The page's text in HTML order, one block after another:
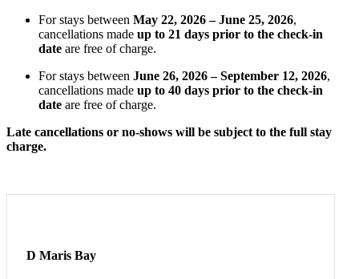
For stays between May 22, 2026 – June 25, 2026,
cancellations made up to 21 days prior to the check-in
date are free of charge.
For stays between June 26, 2026 – September 12, 2026,
cancellations made up to 40 days prior to the check-in
date are free of charge.
Late cancellations or no-shows will be subject to the full stay
charge.
D Maris Bay